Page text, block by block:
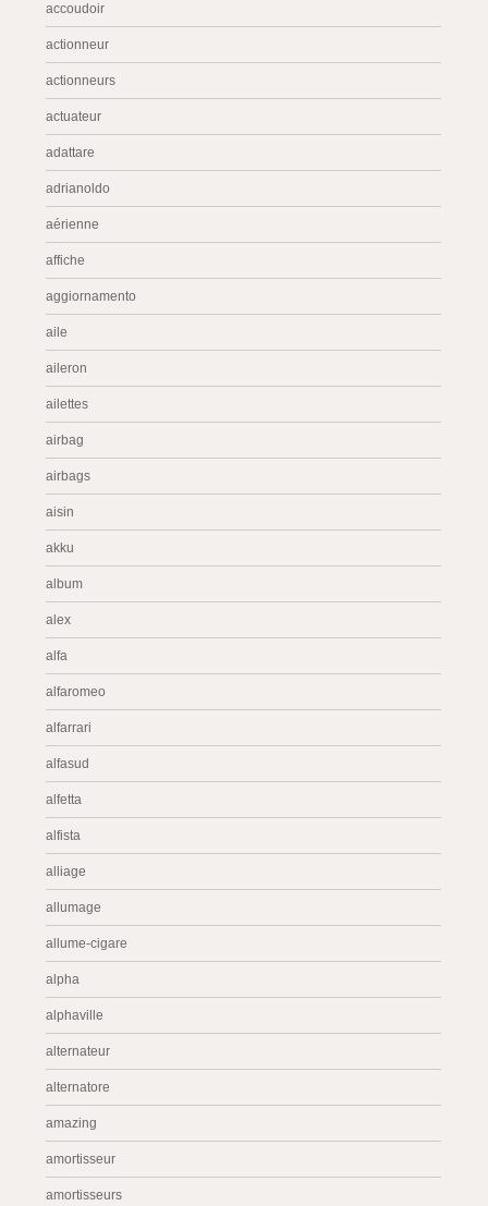
accoudoir
actionneur
actionneurs
actuateur
adattare
adrianoldo
aérienne
affiche
aggiornamento
aile
aileron
ailettes
airbag
airbags
aisin
akku
album
alex
alfa
alfaromeo
alfarrari
alfasud
alfetta
alfista
alliage
allumage
allume-cigare
alpha
alphaville
alternateur
alternatore
amazing
amortisseur
amortisseurs